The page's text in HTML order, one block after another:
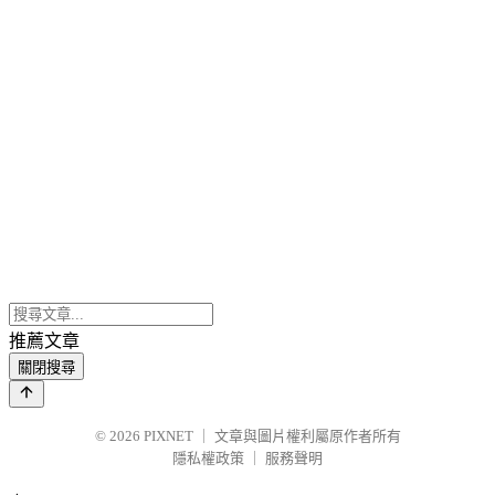
推薦文章
關閉搜尋
© 2026 PIXNET
文章與圖片權利屬原作者所有
隱私權政策
服務聲明